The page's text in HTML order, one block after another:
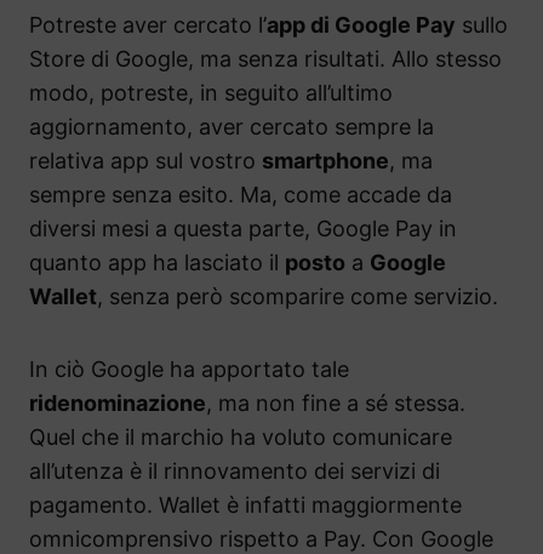
Potreste aver cercato l’app di Google Pay sullo
Store di Google, ma senza risultati. Allo stesso
modo, potreste, in seguito all’ultimo
aggiornamento, aver cercato sempre la
relativa app sul vostro smartphone, ma
sempre senza esito. Ma, come accade da
diversi mesi a questa parte, Google Pay in
quanto app ha lasciato il posto a Google
Wallet, senza però scomparire come servizio.
In ciò Google ha apportato tale
ridenominazione, ma non fine a sé stessa.
Quel che il marchio ha voluto comunicare
all’utenza è il rinnovamento dei servizi di
pagamento. Wallet è infatti maggiormente
omnicomprensivo rispetto a Pay. Con Google